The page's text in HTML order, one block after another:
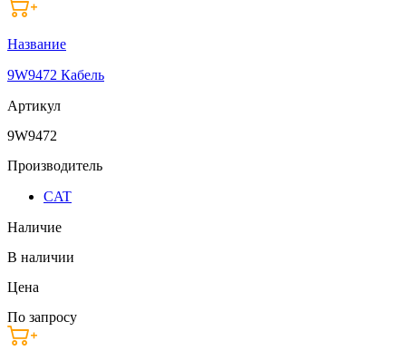
Название
9W9472 Кабель
Артикул
9W9472
Производитель
CAT
Наличие
В наличии
Цена
По запросу